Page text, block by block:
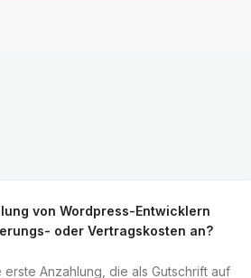
von Wordpress-Entwicklern
oder Vertragskosten an?
Anzahlung, die als Gutschrift auf